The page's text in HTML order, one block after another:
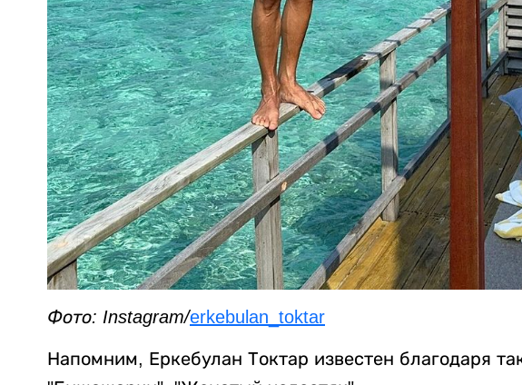
Фото: Instagram/erkebulan_toktar
Напомним, Еркебулан Токтар известен благодаря